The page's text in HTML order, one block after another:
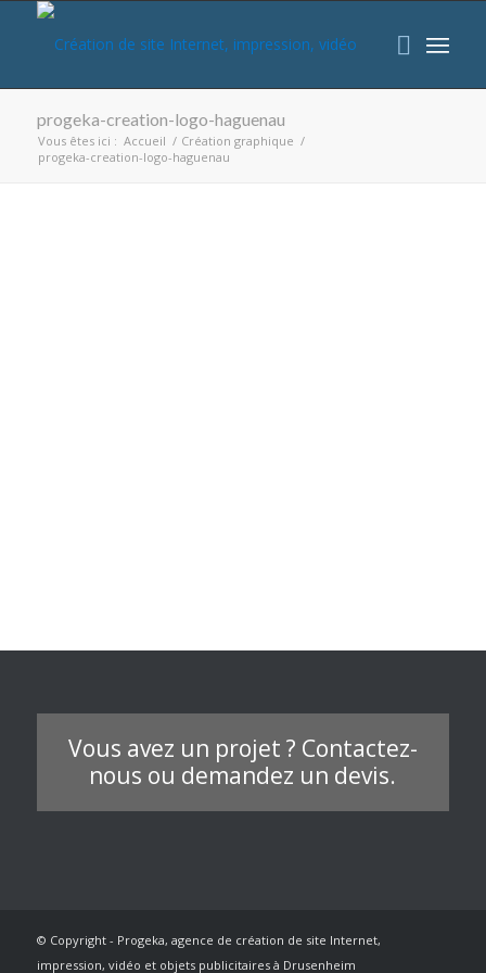
progeka-creation-logo-haguenau
Vous êtes ici : Accueil / Création graphique /
progeka-creation-logo-haguenau
Vous avez un projet ? Contactez-
nous ou demandez un devis.
© Copyright - Progeka, agence de création de site Internet,
impression, vidéo et objets publicitaires à Drusenheim